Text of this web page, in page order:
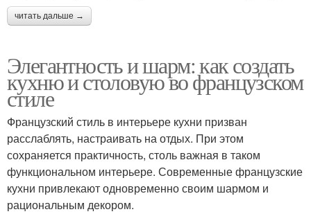
читать дальше →
Элегантность и шарм: как создать
кухню и столовую во французском
стиле
Французский стиль в интерьере кухни призван
расслаблять, настраивать на отдых. При этом
сохраняется практичность, столь важная в таком
функциональном интерьере. Современные французские
кухни привлекают одновременно своим шармом и
рациональным декором.